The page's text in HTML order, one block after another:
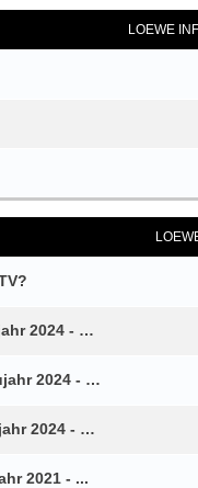
LOEWE
2024 - …
2024 - …
2024 - …
2021 - ...